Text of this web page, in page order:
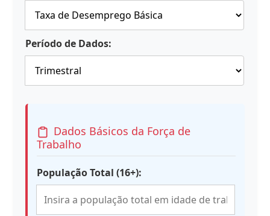
Período de Dados:
Dados Básicos da Força de
Trabalho
População Total (16+):